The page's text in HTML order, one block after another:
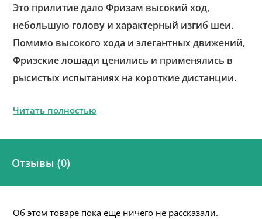
Это прилитие дало Фризам высокий ход,
небольшую голову и характерный изгиб шеи.
Помимо высокого хода и элегантных движений,
Фризские лошади ценились и применялись в
рысистых испытаниях на короткие дистанции.
Читать полностью
Отзывы (0)
Об этом товаре пока еще ничего не рассказали.